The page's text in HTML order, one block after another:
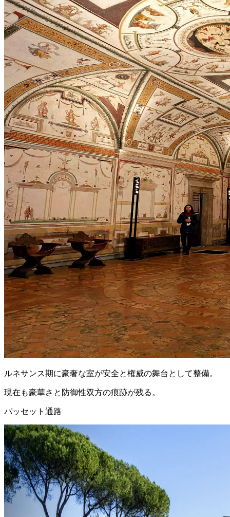
ルネサンス期に豪奢な室が安全と権威の舞台として整備。
現在も豪華さと防御性双方の痕跡が残る。
パッセット通路